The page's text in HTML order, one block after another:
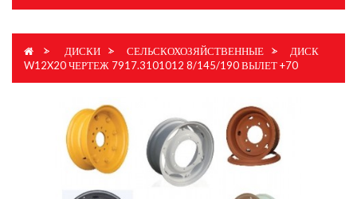
> ДИСКИ > СЕЛЬСКОХОЗЯЙСТВЕННЫЕ >
ДИСК
W12X20 ЧЕРТЕЖ 7917.3101012 8/145/190 ВЫЛЕТ +70